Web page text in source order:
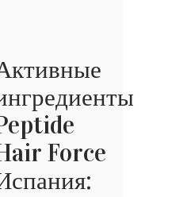
Force